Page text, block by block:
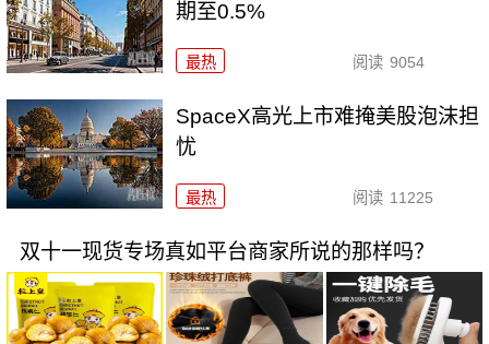
期至0.5%
最热 阅读 9054
SpaceX高光上市难掩美股泡沫担
忧
最热 阅读 11225
双十一现货专场真如平台商家所说的那样吗？